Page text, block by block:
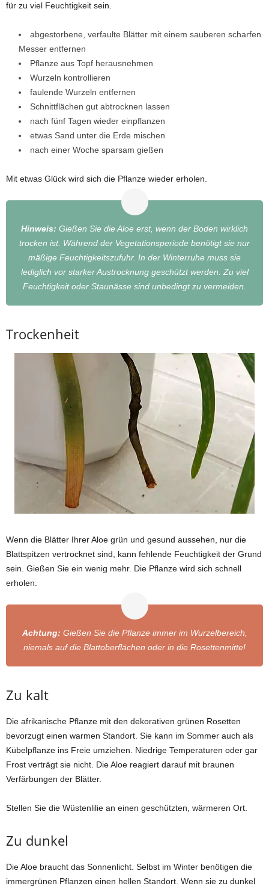
für zu viel Feuchtigkeit sein.
abgestorbene, verfaulte Blätter mit einem sauberen scharfen
Messer entfernen
Pflanze aus Topf herausnehmen
Wurzeln kontrollieren
faulende Wurzeln entfernen
Schnittflächen gut abtrocknen lassen
nach fünf Tagen wieder einpflanzen
etwas Sand unter die Erde mischen
nach einer Woche sparsam gießen
Mit etwas Glück wird sich die Pflanze wieder erholen.
Hinweis: Gießen Sie die Aloe erst, wenn der Boden wirklich
trocken ist. Während der Vegetationsperiode benötigt sie nur
mäßige Feuchtigkeitszufuhr. In der Winterruhe muss sie
lediglich vor starker Austrocknung geschützt werden. Zu viel
Feuchtigkeit oder Staunässe sind unbedingt zu vermeiden.
Trockenheit
Wenn die Blätter Ihrer Aloe grün und gesund aussehen, nur die
Blattspitzen vertrocknet sind, kann fehlende Feuchtigkeit der Grund
sein. Gießen Sie ein wenig mehr. Die Pflanze wird sich schnell
erholen.
Achtung: Gießen Sie die Pflanze immer im Wurzelbereich,
niemals auf die Blattoberflächen oder in die Rosettenmitte!
Zu kalt
Die afrikanische Pflanze mit den dekorativen grünen Rosetten
bevorzugt einen warmen Standort. Sie kann im Sommer auch als
Kübelpflanze ins Freie umziehen. Niedrige Temperaturen oder gar
Frost verträgt sie nicht. Die Aloe reagiert darauf mit braunen
Verfärbungen der Blätter.
Stellen Sie die Wüstenlilie an einen geschützten, wärmeren Ort.
Zu dunkel
Die Aloe braucht das Sonnenlicht. Selbst im Winter benötigen die
immergrünen Pflanzen einen hellen Standort. Wenn sie zu dunkel